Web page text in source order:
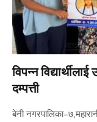
विपन्न
दम्पत्ती
बेनी